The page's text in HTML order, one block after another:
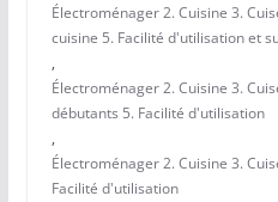
Électroménager 2. Cuisine 3.
cuisine 5. Facilité d'utilisation et
,
Électroménager 2. Cuisine 3.
débutants 5. Facilité d'utilisation
,
Électroménager 2. Cuisine 3.
Facilité d'utilisation